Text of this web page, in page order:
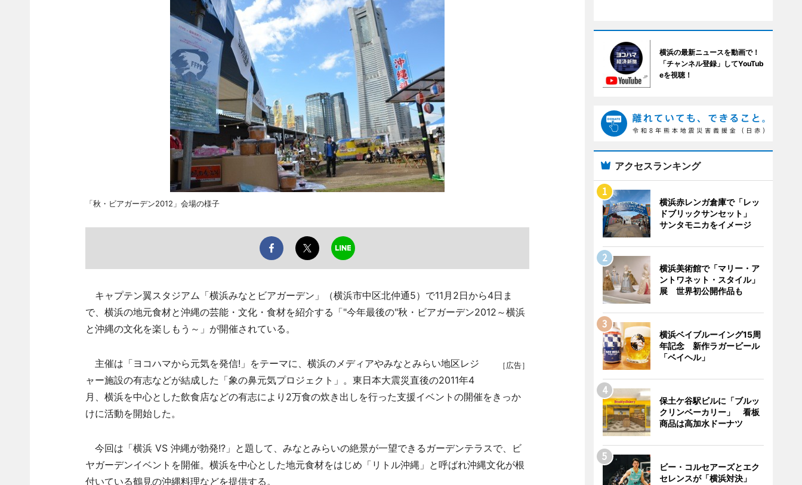
「秋・ビアガーデン2012」会場の様子
キャプテン翼スタジアム「横浜みなとビアガーデン」（横浜市中区北仲通5）で11月2日から4日ま
で、横浜の地元食材と沖縄の芸能・文化・食材を紹介する「"今年最後の"秋・ビアガーデン2012～横浜
と沖縄の文化を楽しもう～」が開催されている。
［広告］
主催は「ヨコハマから元気を発信!」をテーマに、横浜のメディアやみなとみらい地区レジ
ャー施設の有志などが結成した「象の鼻元気プロジェクト」。東日本大震災直後の2011年4
月、横浜を中心とした飲食店などの有志により2万食の炊き出しを行った支援イベントの開催をきっか
けに活動を開始した。
今回は「横浜 VS 沖縄が勃発!?」と題して、みなとみらいの絶景が一望できるガーデンテラスで、ビ
ヤガーデンイベントを開催。横浜を中心とした地元食材をはじめ「リトル沖縄」と呼ばれ沖縄文化が根
付いている鶴見の沖縄料理などを提供する。
横浜の最新ニュースを動画で！
「チャンネル登録」してYouTub
eを視聴！
アクセスランキング
横浜赤レンガ倉庫で「レッ
ドブリックサンセット」
サンタモニカをイメージ
横浜美術館で「マリー・ア
ントワネット・スタイル」
展 世界初公開作品も
横浜ベイブルーイング15周
年記念 新作ラガービール
「ベイヘル」
保土ケ谷駅ビルに「ブルッ
クリンベーカリー」 看板
商品は高加水ドーナツ
ビー・コルセアーズとエク
セレンスが「横浜対決」